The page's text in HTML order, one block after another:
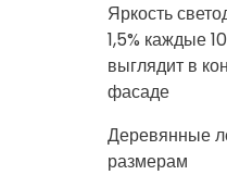
Яркость
1,5% каждые
выглядит в
фасаде
Деревянные
размерам